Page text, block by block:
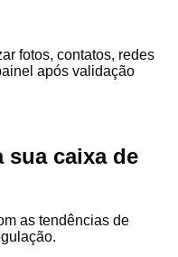
fotos, contatos, redes
após validação
sua caixa de
as tendências de